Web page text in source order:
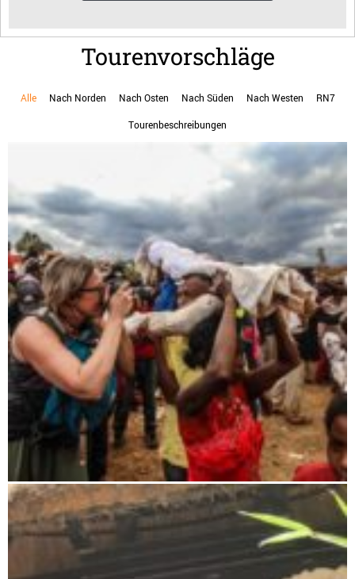
Tourenvorschläge
Alle Nach Norden Nach Osten Nach Süden Nach Westen RN7
Tourenbeschreibungen
Wunschreise nach Madagaskar